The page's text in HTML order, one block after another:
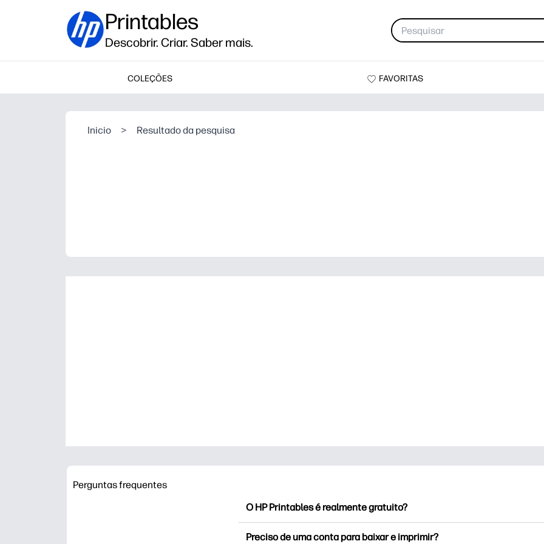
Printables
Descobrir. Criar. Saber mais.
COLEÇÕES FAVORITAS
Inicio > Resultado da pesquisa
Perguntas frequentes
O HP Printables é realmente gratuito?
Preciso de uma conta para baixar e imprimir?